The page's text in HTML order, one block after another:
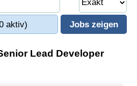
aktiv)
Lead Developer